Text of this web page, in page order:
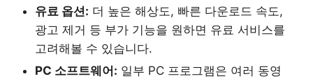
유료 옵션: 더 높은 해상도, 빠른 다운로드 속도,
광고 제거 등 부가 기능을 원하면 유료 서비스를
고려해볼 수 있습니다.
PC 소프트웨어: 일부 PC 프로그램은 여러 동영